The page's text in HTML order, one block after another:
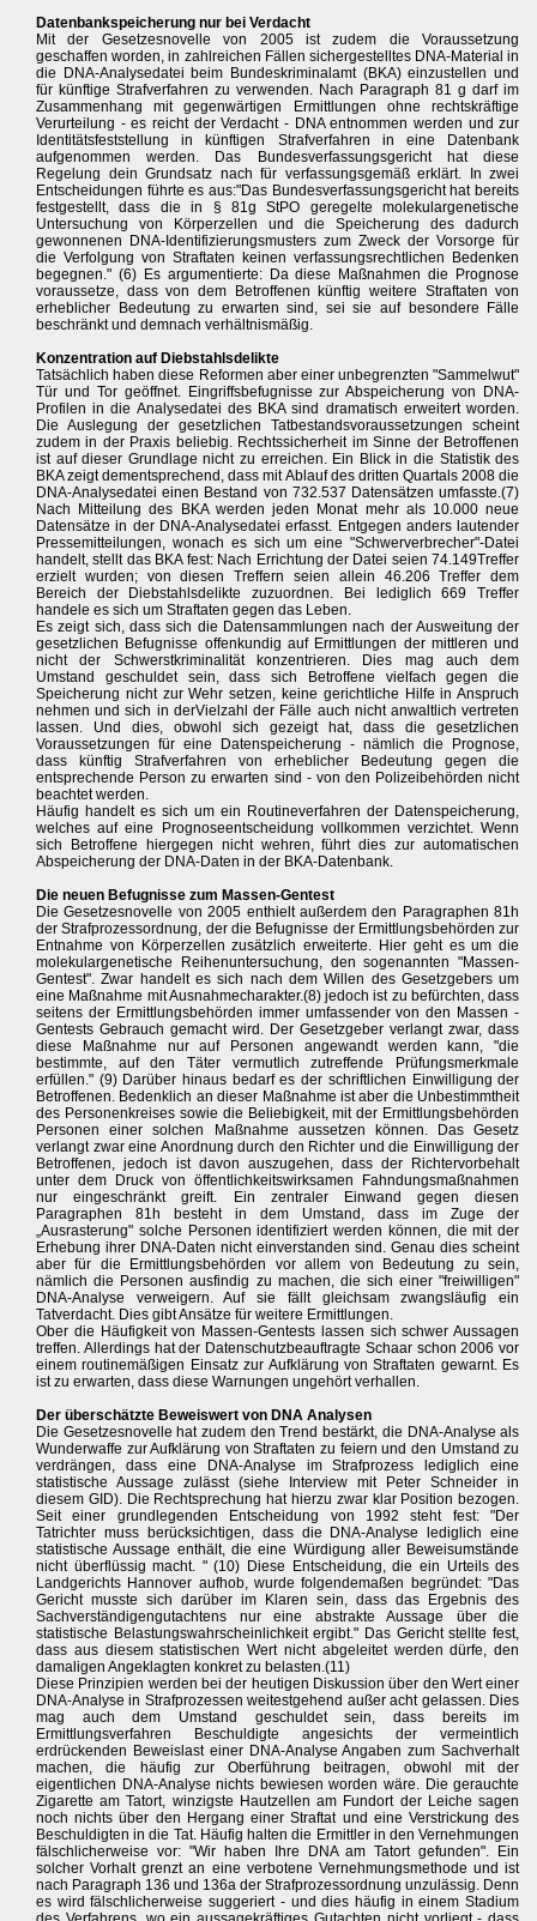
Datenbankspeicherung nur bei Verdacht
Mit der Gesetzesnovelle von 2005 ist zudem die Voraussetzung
geschaffen worden, in zahlreichen Fällen sichergestelltes DNA-Material in
die DNA-Analysedatei beim Bundeskriminalamt (BKA) einzustellen und
für künftige Strafverfahren zu verwenden. Nach Paragraph 81 g darf im
Zusammenhang mit gegenwärtigen Ermittlungen ohne rechtskräftige
Verurteilung - es reicht der Verdacht - DNA entnommen werden und zur
Identitätsfeststellung in künftigen Strafverfahren in eine Datenbank
aufgenommen werden. Das Bundesverfassungsgericht hat diese
Regelung dein Grundsatz nach für verfassungsgemäß erklärt. In zwei
Entscheidungen führte es aus:"Das Bundesverfassungsgericht hat bereits
festgestellt, dass die in § 81g StPO geregelte molekulargenetische
Untersuchung von Körperzellen und die Speicherung des dadurch
gewonnenen DNA-Identifizierungsmusters zum Zweck der Vorsorge für
die Verfolgung von Straftaten keinen verfassungsrechtlichen Bedenken
begegnen." (6) Es argumentierte: Da diese Maßnahmen die Prognose
voraussetze, dass von dem Betroffenen künftig weitere Straftaten von
erheblicher Bedeutung zu erwarten sind, sei sie auf besondere Fälle
beschränkt und demnach verhältnismäßig.
Konzentration auf Diebstahlsdelikte
Tatsächlich haben diese Reformen aber einer unbegrenzten "Sammelwut"
Tür und Tor geöffnet. Eingriffsbefugnisse zur Abspeicherung von DNA-
Profilen in die Analysedatei des BKA sind dramatisch erweitert worden.
Die Auslegung der gesetzlichen Tatbestandsvoraussetzungen scheint
zudem in der Praxis beliebig. Rechtssicherheit im Sinne der Betroffenen
ist auf dieser Grundlage nicht zu erreichen. Ein Blick in die Statistik des
BKA zeigt dementsprechend, dass mit Ablauf des dritten Quartals 2008 die
DNA-Analysedatei einen Bestand von 732.537 Datensätzen umfasste.(7)
Nach Mitteilung des BKA werden jeden Monat mehr als 10.000 neue
Datensätze in der DNA-Analysedatei erfasst. Entgegen anders lautender
Pressemitteilungen, wonach es sich um eine "Schwerverbrecher"-Datei
handelt, stellt das BKA fest: Nach Errichtung der Datei seien 74.149Treffer
erzielt wurden; von diesen Treffern seien allein 46.206 Treffer dem
Bereich der Diebstahlsdelikte zuzuordnen. Bei lediglich 669 Treffer
handele es sich um Straftaten gegen das Leben.
Es zeigt sich, dass sich die Datensammlungen nach der Ausweitung der
gesetzlichen Befugnisse offenkundig auf Ermittlungen der mittleren und
nicht der Schwerstkriminalität konzentrieren. Dies mag auch dem
Umstand geschuldet sein, dass sich Betroffene vielfach gegen die
Speicherung nicht zur Wehr setzen, keine gerichtliche Hilfe in Anspruch
nehmen und sich in derVielzahl der Fälle auch nicht anwaltlich vertreten
lassen. Und dies, obwohl sich gezeigt hat, dass die gesetzlichen
Voraussetzungen für eine Datenspeicherung - nämlich die Prognose,
dass künftig Strafverfahren von erheblicher Bedeutung gegen die
entsprechende Person zu erwarten sind - von den Polizeibehörden nicht
beachtet werden.
Häufig handelt es sich um ein Routineverfahren der Datenspeicherung,
welches auf eine Prognoseentscheidung vollkommen verzichtet. Wenn
sich Betroffene hiergegen nicht wehren, führt dies zur automatischen
Abspeicherung der DNA-Daten in der BKA-Datenbank.
Die neuen Befugnisse zum Massen-Gentest
Die Gesetzesnovelle von 2005 enthielt außerdem den Paragraphen 81h
der Strafprozessordnung, der die Befugnisse der Ermittlungsbehörden zur
Entnahme von Körperzellen zusätzlich erweiterte. Hier geht es um die
molekulargenetische Reihenuntersuchung, den sogenannten "Massen-
Gentest". Zwar handelt es sich nach dem Willen des Gesetzgebers um
eine Maßnahme mit Ausnahmecharakter.(8) jedoch ist zu befürchten, dass
seitens der Ermittlungsbehörden immer umfassender von den Massen -
Gentests Gebrauch gemacht wird. Der Gesetzgeber verlangt zwar, dass
diese Maßnahme nur auf Personen angewandt werden kann, "die
bestimmte, auf den Täter vermutlich zutreffende Prüfungsmerkmale
erfüllen." (9) Darüber hinaus bedarf es der schriftlichen Einwilligung der
Betroffenen. Bedenklich an dieser Maßnahme ist aber die Unbestimmtheit
des Personenkreises sowie die Beliebigkeit, mit der Ermittlungsbehörden
Personen einer solchen Maßnahme aussetzen können. Das Gesetz
verlangt zwar eine Anordnung durch den Richter und die Einwilligung der
Betroffenen, jedoch ist davon auszugehen, dass der Richtervorbehalt
unter dem Druck von öffentlichkeitswirksamen Fahndungsmaßnahmen
nur eingeschränkt greift. Ein zentraler Einwand gegen diesen
Paragraphen 81h besteht in dem Umstand, dass im Zuge der
„Ausrasterung" solche Personen identifiziert werden können, die mit der
Erhebung ihrer DNA-Daten nicht einverstanden sind. Genau dies scheint
aber für die Ermittlungsbehörden vor allem von Bedeutung zu sein,
nämlich die Personen ausfindig zu machen, die sich einer "freiwilligen"
DNA-Analyse verweigern. Auf sie fällt gleichsam zwangsläufig ein
Tatverdacht. Dies gibt Ansätze für weitere Ermittlungen.
Ober die Häufigkeit von Massen-Gentests lassen sich schwer Aussagen
treffen. Allerdings hat der Datenschutzbeauftragte Schaar schon 2006 vor
einem routinemäßigen Einsatz zur Aufklärung von Straftaten gewarnt. Es
ist zu erwarten, dass diese Warnungen ungehört verhallen.
Der überschätzte Beweiswert von DNA Analysen
Die Gesetzesnovelle hat zudem den Trend bestärkt, die DNA-Analyse als
Wunderwaffe zur Aufklärung von Straftaten zu feiern und den Umstand zu
verdrängen, dass eine DNA-Analyse im Strafprozess lediglich eine
statistische Aussage zulässt (siehe Interview mit Peter Schneider in
diesem GID). Die Rechtsprechung hat hierzu zwar klar Position bezogen.
Seit einer grundlegenden Entscheidung von 1992 steht fest: "Der
Tatrichter muss berücksichtigen, dass die DNA-Analyse lediglich eine
statistische Aussage enthält, die eine Würdigung aller Beweisumstände
nicht überflüssig macht. " (10) Diese Entscheidung, die ein Urteils des
Landgerichts Hannover aufhob, wurde folgendemaßen begründet: "Das
Gericht musste sich darüber im Klaren sein, dass das Ergebnis des
Sachverständigengutachtens nur eine abstrakte Aussage über die
statistische Belastungswahrscheinlichkeit ergibt." Das Gericht stellte fest,
dass aus diesem statistischen Wert nicht abgeleitet werden dürfe, den
damaligen Angeklagten konkret zu belasten.(11)
Diese Prinzipien werden bei der heutigen Diskussion über den Wert einer
DNA-Analyse in Strafprozessen weitestgehend außer acht gelassen. Dies
mag auch dem Umstand geschuldet sein, dass bereits im
Ermittlungsverfahren Beschuldigte angesichts der vermeintlich
erdrückenden Beweislast einer DNA-Analyse Angaben zum Sachverhalt
machen, die häufig zur Oberführung beitragen, obwohl mit der
eigentlichen DNA-Analyse nichts bewiesen worden wäre. Die gerauchte
Zigarette am Tatort, winzigste Hautzellen am Fundort der Leiche sagen
noch nichts über den Hergang einer Straftat und eine Verstrickung des
Beschuldigten in die Tat. Häufig halten die Ermittler in den Vernehmungen
fälschlicherweise vor: "Wir haben Ihre DNA am Tatort gefunden". Ein
solcher Vorhalt grenzt an eine verbotene Vernehmungsmethode und ist
nach Paragraph 136 und 136a der Strafprozessordnung unzulässig. Denn
es wird fälschlicherweise suggeriert - und dies häufig in einem Stadium